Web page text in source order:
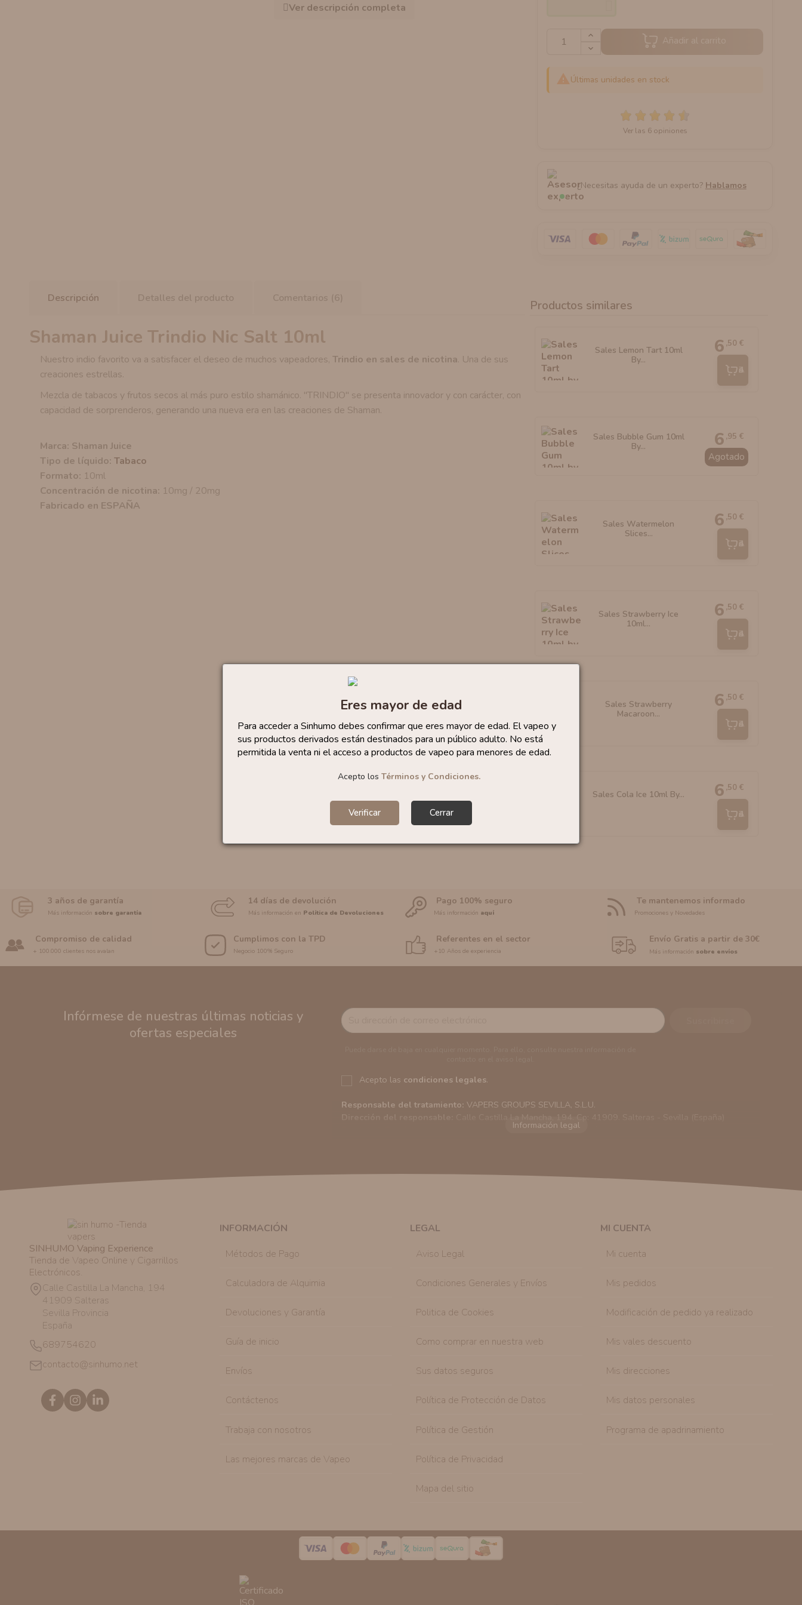
Eres mayor de edad
Para acceder a Sinhumo debes confirmar que eres mayor de edad. El vapeo y
sus productos derivados están destinados para un público adulto. No está
permitida la venta ni el acceso a productos de vapeo para menores de edad.
Acepto los Términos y Condiciones.
Verificar Cerrar
Ver descripción completa
Añadir al carrito
 Últimas unidades en stock
Ver las 6 opiniones
¿Necesitas ayuda de un experto? Hablamos
Descripción Detalles del producto Comentarios (6)
Shaman Juice Trindio Nic Salt 10ml
Nuestro indio favorito va a satisfacer el deseo de muchos vapeadores, Trindio en sales de nicotina. Una de sus
creaciones estrellas.
Mezcla de tabacos y frutos secos al más puro estilo shamánico. "TRINDIO" se presenta innovador y con carácter, con
capacidad de sorprenderos, generando una nueva era en las creaciones de Shaman.
Marca: Shaman Juice
Tipo de líquido: Tabaco
Formato: 10ml
Concentración de nicotina: 10mg / 20mg
Fabricado en ESPAÑA
Productos similares
Sales Lemon Tart 10ml
By...
6 ,50 €
Añadir
Sales Bubble Gum 10ml
By...
6 ,95 €
Agotado
Sales Watermelon
Slices...
6 ,50 €
Añadir
Sales Strawberry Ice
10ml...
6 ,50 €
Añadir
Sales Strawberry
Macaroon...
6 ,50 €
Añadir
Sales Cola Ice 10ml By... 6 ,50 €
Añadir
3 años de garantía
Más información sobre garantía
14 días de devolución
Más información en Política de Devoluciones
Pago 100% seguro
Más información aquí
Te mantenemos informado
Promociones y Novedades
Compromiso de calidad
+ 100.000 clientes nos avalan
Cumplimos con la TPD
Negocio 100% Seguro
Referentes en el sector
+10 Años de experiencia
Envío Gratis a partir de 30€
Más información sobre envíos
Infórmese de nuestras últimas noticias y
ofertas especiales
Acepto las condiciones legales.
Responsable del tratamiento: VAPERS GROUPS SEVILLA, S.L.U.
Sus datos serán usados para poder enviarle información comercial (Puede consultar como
similares a los artículos que ha adquirido. Puede solicitar la cancelación de comunicaciones comerciales
Con carácter general, sólo el personal de nuestra entidad que esté debidamente
Tiene derecho a saber qué información tenemos sobre usted, corregirla y eliminarla, tal y
SINHUMO Vaping Experience
Tienda de Vapeo Online y Cigarrillos
Electrónicos.
Calle Castilla La Mancha, 194
41909 Salteras
Sevilla Provincia
España
689754620
contacto@sinhumo.net
INFORMACIÓN
Métodos de Pago
Calculadora de Alquimia
Devoluciones y Garantía
Guía de inicio
Envíos
Contáctenos
Trabaja con nosotros
Las mejores marcas de Vapeo
LEGAL
Aviso Legal
Condiciones Generales y Envíos
Politica de Cookies
Como comprar en nuestra web
Sus datos seguros
Política de Protección de Datos
Política de Gestión
Política de Privacidad
Mapa del sitio
MI CUENTA
Mi cuenta
Mis pedidos
Modificación de pedido ya realizado
Mis vales descuento
Mis direcciones
Mis datos personales
Programa de apadrinamiento